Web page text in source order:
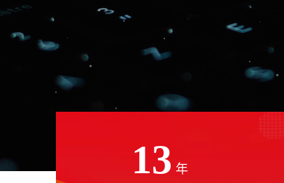
13 年